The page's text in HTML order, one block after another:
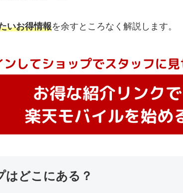
いお得情報を余すところなく解説します。
はどこにある？